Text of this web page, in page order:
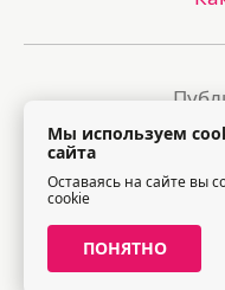
Политика
Правила
Мы используем
сайта
Оставаясь на сайте вы
cookie
ПОНЯТНО